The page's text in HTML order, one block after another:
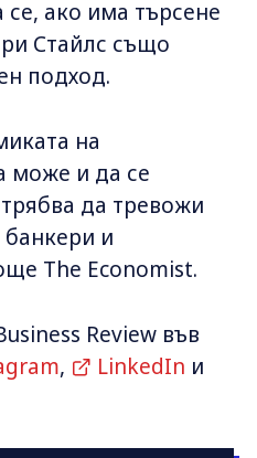
ако има търсене
Стайлс също
подход.
на
може и да се
да тревожи
и
The Economist.
Review във
, LinkedIn и